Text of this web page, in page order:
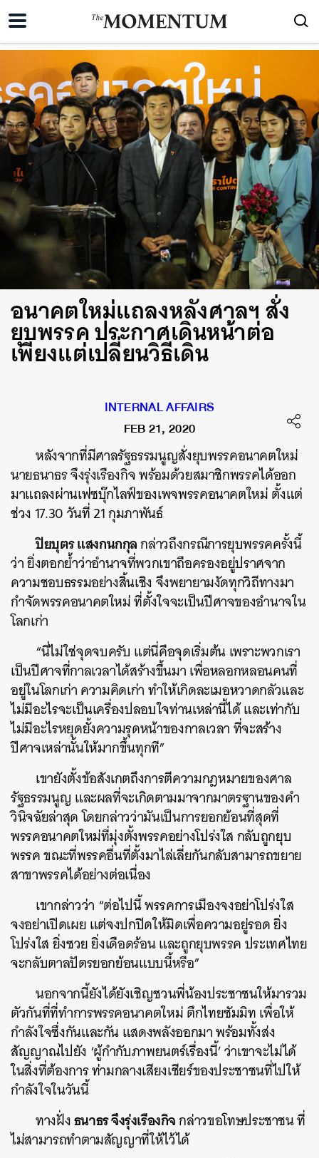
อนาคตใหม่แถลงหลังศาลฯ สั่ง
ยุบพรรค ประกาศเดินหน้าต่อ
เพียงแต่เปลี่ยนวิธีเดิน
INTERNAL AFFAIRS
FEB 21, 2020
หลังจากที่มีศาลรัฐธรรมนูญสั่งยุบพรรคอนาคตใหม่
นายธนาธร จึงรุ่งเรืองกิจ พร้อมด้วยสมาชิกพรรคได้ออก
มาแถลงผ่านเฟซบุ๊กไลฟ์ของเพจพรรคอนาคตใหม่ ตั้งแต่
ช่วง 17.30 วันที่ 21 กุมภาพันธ์
ปิยบุตร แสงกนกกุลกล่าวถึงกรณีการยุบพรรคครั้งนี้
ว่า ยิ่งตอกย้ำว่าอำนาจที่พวกเขาถือครองอยู่ปราศจาก
ความชอบธรรมอย่างสิ้นเชิง จึงพยายามงัดทุกวิถีทางมา
กำจัดพรรคอนาคตใหม่ ที่ตั้งใจจะเป็นปีศาจของอำนาจใน
โลกเก่า
“นี่ไม่ใช่จุดจบครับ แต่นี่คือจุดเริ่มต้น เพราะพวกเรา
เป็นปีศาจที่กาลเวลาได้สร้างขึ้นมา เพื่อหลอกหลอนคนที่
อยู่ในโลกเก่า ความคิดเก่า ทำให้เกิดละเมอหวาดกลัวและ
ไม่มีอะไรจะเป็นเครื่องปลอบใจท่านเหล่านี้ได้ และเท่ากับ
ไม่มีอะไรหยุดยั้งความรุดหน้าของกาลเวลา ที่จะสร้าง
ปีศาจเหล่านั้นให้มากขึ้นทุกที”
เขายังตั้งข้อสังเกตถึงการตีความกฎหมายของศาล
รัฐธรรมนูญ และผลที่จะเกิดตามมาจากมาตรฐานของคำ
วินิจฉัยล่าสุด โดยกล่าวว่ามันเป็นการยอกย้อนที่สุดที่
พรรคอนาคตใหม่ที่มุ่งตั้งพรรคอย่างโปร่งใส กลับถูกยุบ
พรรค ขณะที่พรรคอื่นที่ตั้งมาไล่เลี่ยกันกลับสามารถขยาย
สาขาพรรคได้อย่างต่อเนื่อง
เขากล่าวว่า “ต่อไปนี้ พรรคการเมืองจงอย่าโปร่งใส
จงอย่าเปิดเผย แต่จงปกปิดให้มิดเพื่อความอยู่รอด ยิ่ง
โปร่งใส ยิ่งซวย ยิ่งเดือดร้อน และถูกยุบพรรค ประเทศไทย
จะกลับตาลปัตรยอกย้อนแบบนี้หรือ”
นอกจากนี้ยังได้ยังเชิญชวนพี่น้องประชาชนให้มารวม
ตัวกันที่ที่ทำการพรรคอนาคตใหม่ ตึกไทยซัมมิท เพื่อให้
กำลังใจซึ่งกันและกัน แสดงพลังออกมา พร้อมทั้งส่ง
สัญญาณไปยัง ‘ผู้กำกับภาพยนตร์เรื่องนี้’ ว่าเขาจะไม่ได้
ในสิ่งที่ต้องการ ท่ามกลางเสียงเชียร์ของประชาชนที่ไปให้
กำลังใจในวันนี้
ทางฝั่งธนาธร จึงรุ่งเรืองกิจกล่าวขอโทษประชาชน ที่
ไม่สามารถทำตามสัญญาที่ให้ไว้ได้